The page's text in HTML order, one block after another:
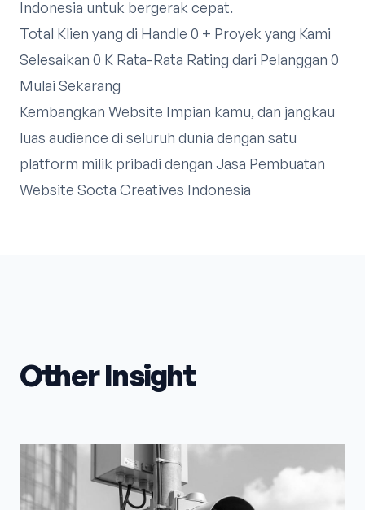
Indonesia untuk bergerak cepat.
Total Klien yang di Handle 0 + Proyek yang Kami
Selesaikan 0 K Rata-Rata Rating dari Pelanggan 0
Mulai Sekarang
Kembangkan Website Impian kamu, dan jangkau
luas audience di seluruh dunia dengan satu
platform milik pribadi dengan Jasa Pembuatan
Website Socta Creatives Indonesia
Other Insight